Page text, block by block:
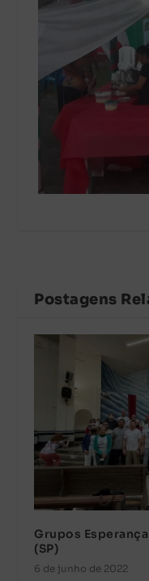
Postagens
Grupos
(SP)
6 de junho de 2022